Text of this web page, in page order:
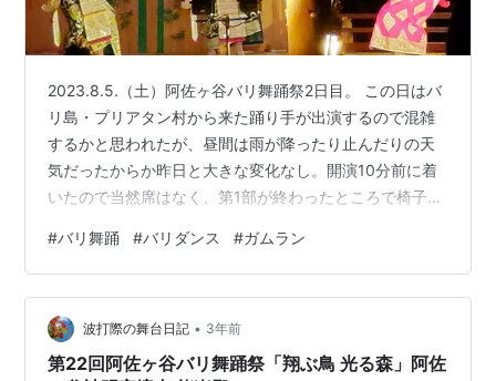
2023.8.5.（土）阿佐ヶ谷バリ舞踊祭2日目。 この日はバ
リ島・プリアタン村から来た踊り手が出演するので混雑
するかと思われたが、昼間は雨が降ったり止んだりの天
気だったからか昨日と大きな変化なし。開演10分前に着
いたので当然席はなく、第1部が終わったところで椅子席
谷七夕まつりのついで、バリに旅行したことがある人な
ど、多彩。見渡すと観客の数にびっくりする。ウブドの
本場の公演より多いんじゃないだろうか。 第1部の演奏は
スカル・ジュプンによる生ガムラン。 1. ガボール 花撒き
の歓迎の踊り 2. スカル・ゲンドット 器楽曲 3. テレック
#バリ舞踊 #バリダンス #ガムラン
波打際の舞台日記 • 3年前
第22回阿佐ヶ谷バリ舞踊祭「翔ぶ鳥 光る森」阿佐